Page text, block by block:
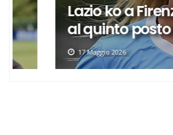
Lazio ko a Firenze:
al quinto posto
17 Maggio 2026